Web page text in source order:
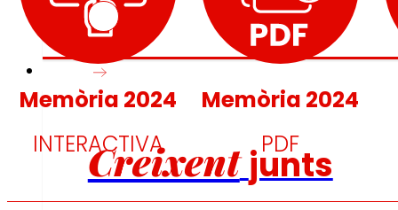
Inversors
Creixent junts
Memòria 2024
INTERACTIVA
Memòria 2024
PDF